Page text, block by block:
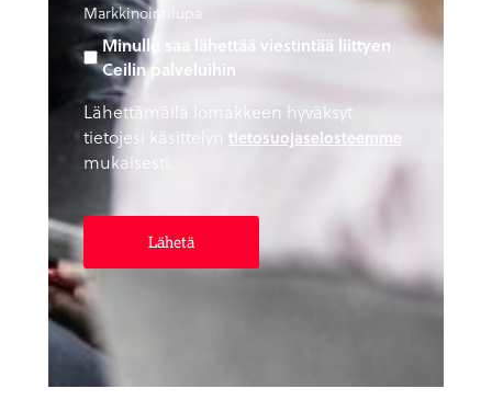
Markkinointilupa
Minulle saa lähettää viestintää liittyen
Ceilin palveluihin
Lähettämällä lomakkeen hyväksyt
tietojesi käsittelyn tietosuojaselosteemme
mukaisesti.